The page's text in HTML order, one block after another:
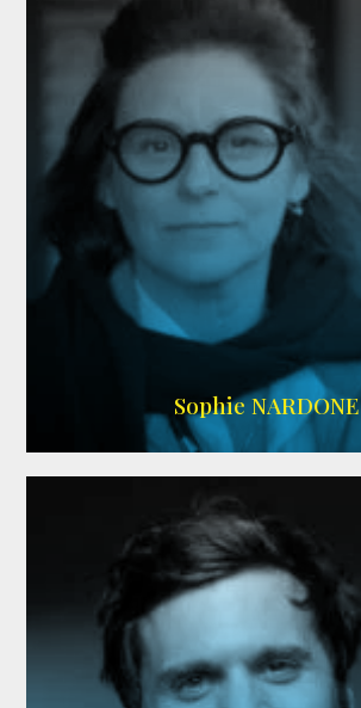
RS DOUBLAGE,WIKIPEDIA
Sophie NARDONE